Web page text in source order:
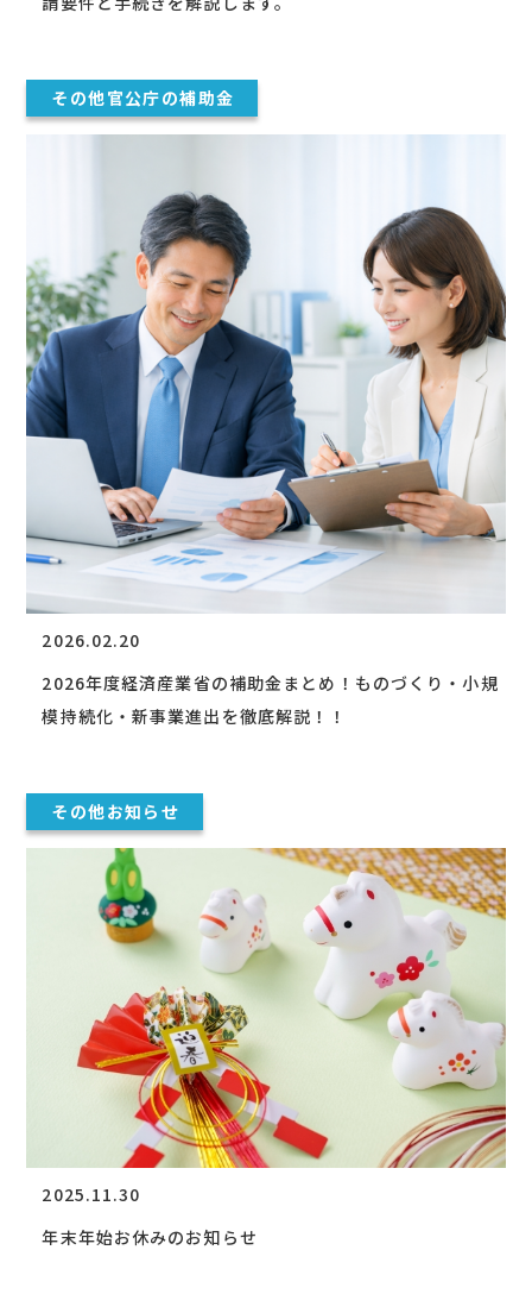
その他官公庁の補助金
2026.02.20
2026年度経済産業省の補助金まとめ！ものづくり・小規
模持続化・新事業進出を徹底解説！！
その他お知らせ
2025.11.30
年末年始お休みのお知らせ